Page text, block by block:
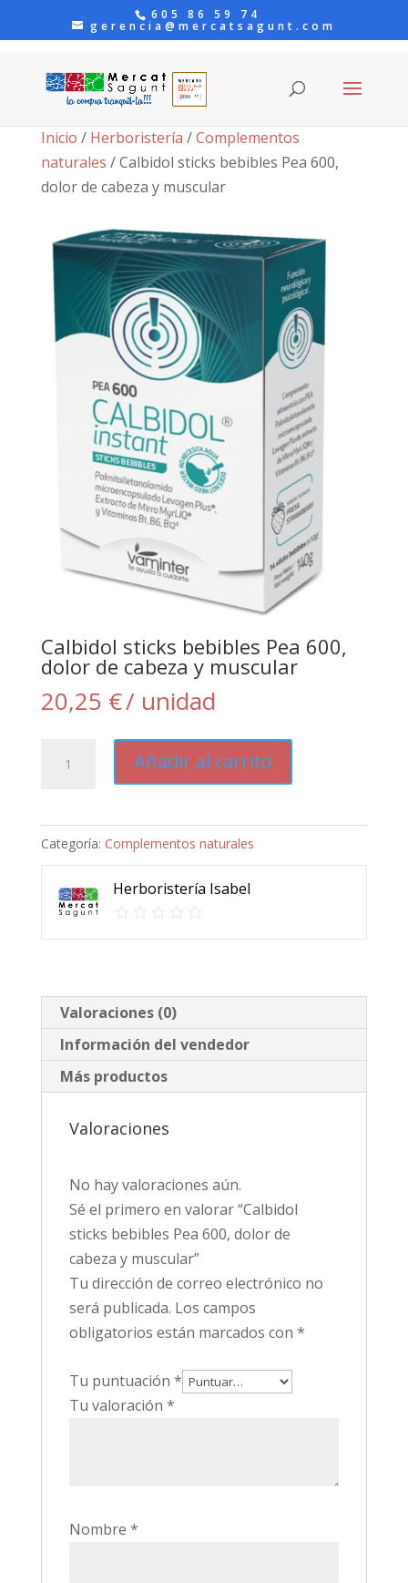
605 86 59 74
gerencia@mercatsagunt.com
Inicio / Herboristería /Complementos
naturales / Calbidol sticks bebibles Pea 600,
dolor de cabeza y muscular
Calbidol sticks bebibles Pea 600,
dolor de cabeza y muscular
20,25 €/ unidad
sticks
Pea
600,
cabeza
cantidad
Añadir al carrito
Categoría: Complementos naturales
Herboristería Isabel
Valoraciones (0)
Información del vendedor
Más productos
Valoraciones
No hay valoraciones aún.
Sé el primero en valorar “Calbidol
sticks bebibles Pea 600, dolor de
cabeza y muscular”
Tu dirección de correo electrónico no
será publicada. Los campos
obligatorios están marcados con *
Tu puntuación *
Tu valoración *
Nombre *